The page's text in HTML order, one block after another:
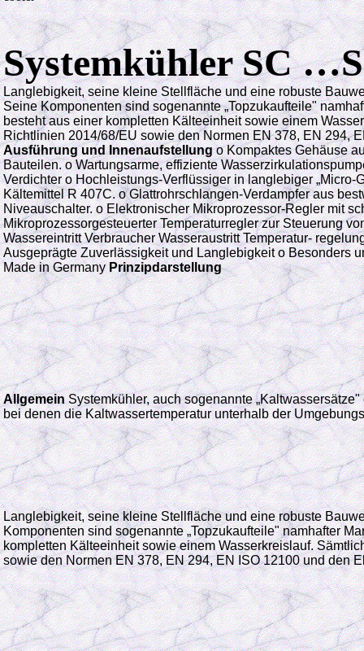
Systemkühler SC
Langlebigkeit, seine kleine Stellfläche und eine robuste
Seine Komponenten sind sogenannte „Topzukaufteile"
besteht aus einer kompletten Kälteeinheit sowie einem
Richtlinien 2014/68/EU sowie den Normen EN 378, EN 294,
Ausführung und InnenaufstellungoKompaktes Gehäuse
Bauteilen.o Wartungsarme, effiziente
Verdichter oHochleistungs-Verflüssiger in langlebiger „Micro-
Kältemittel R 407C. o Glattrohrschlangen-Verdampfer aus
Niveauschalter. o Elektronischer Mikroprozessor-Regler mit
Mikroprozessorgesteuerter Temperaturregler zur Steuerung
Wassereintritt Verbraucher Wasseraustritt Temperatur-
Ausgeprägte Zuverlässigkeit und Langlebigkeit o Besonders
Made in GermanyPrinzipdarstellung
AllgemeinSystemkühler, auch sogenannte
bei denen die Kaltwassertemperatur unterhalb der
Langlebigkeit, seine kleine Stellfläche und eine robuste
Komponenten sind sogenannte „Topzukaufteile" namhafter
kompletten Kälteeinheit sowie einem Wasserkreislauf.
sowie den Normen EN 378, EN 294, EN ISO 12100 und den